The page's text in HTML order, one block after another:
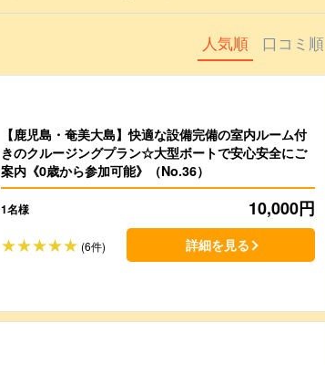
人気順 口コミ順
【鹿児島・奄美大島】快適な設備完備の室内ルーム付
きのクルージングプラン☆大型ボートで安心安全にご
案内《0歳から参加可能》（No.36）
1名様 10,000円
(6件) 詳細を見る